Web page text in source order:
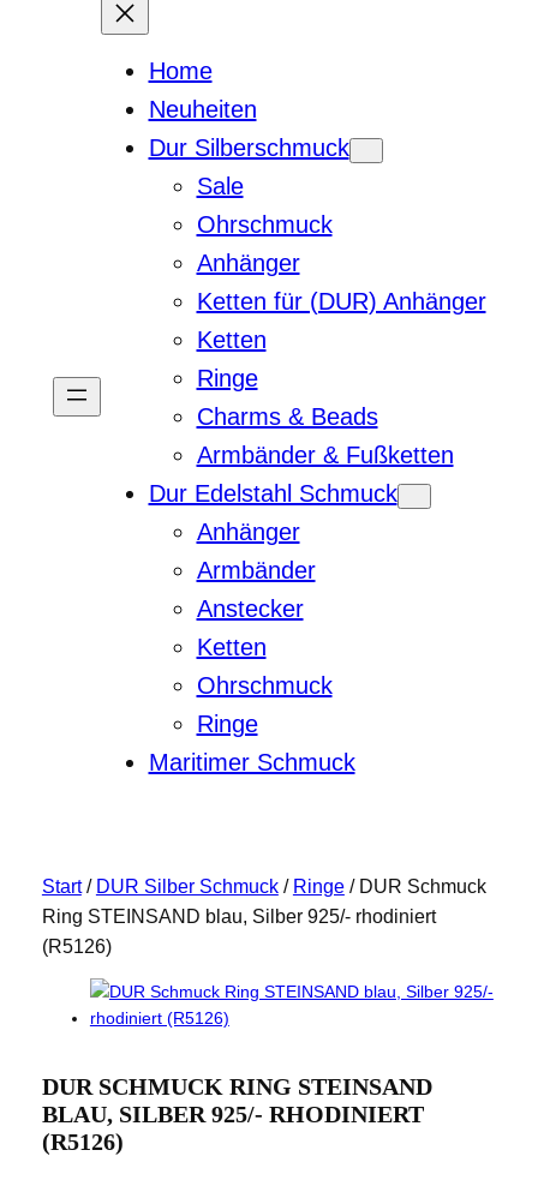
Home
Neuheiten
Dur Silberschmuck
Sale
Ohrschmuck
Anhänger
Ketten für (DUR) Anhänger
Ketten
Ringe
Charms & Beads
Armbänder & Fußketten
Dur Edelstahl Schmuck
Anhänger
Armbänder
Anstecker
Ketten
Ohrschmuck
Ringe
Maritimer Schmuck
Start/ DUR Silber Schmuck/ Ringe/ DUR Schmuck
Ring STEINSAND blau, Silber 925/- rhodiniert
(R5126)
DUR SCHMUCK RING STEINSAND
BLAU, SILBER 925/- RHODINIERT
(R5126)